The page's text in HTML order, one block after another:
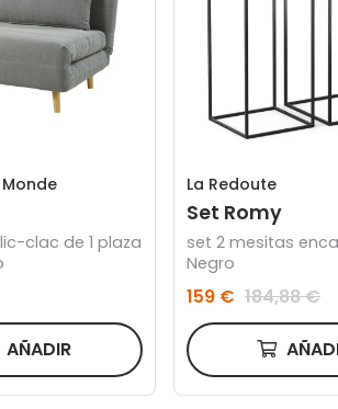
clac de 1 plaza
AÑADIR
La Redoute
Set Romy
set 2 mesitas
Negro
159 € 184,88 €